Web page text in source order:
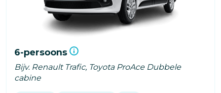
6-persoons
Bijv. Renault Trafic, Toyota ProAce Dubbele
cabine